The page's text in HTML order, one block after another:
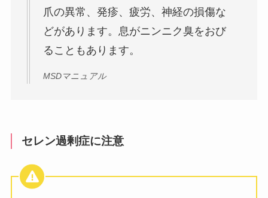
爪の異常、発疹、疲労、神経の損傷な
どがあります。息がニンニク臭をおび
ることもあります。
MSDマニュアル
セレン過剰症に注意